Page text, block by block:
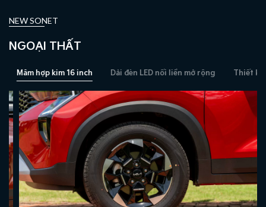
NEW SONET
NGOẠI THẤT
Mâm hợp kim 16 inch Dải đèn LED nối liền mở rộng Thiết kế